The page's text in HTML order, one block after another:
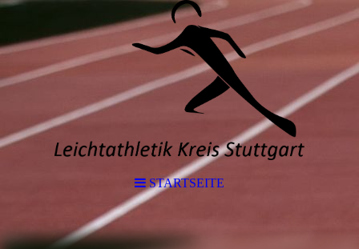
STARTSEITE